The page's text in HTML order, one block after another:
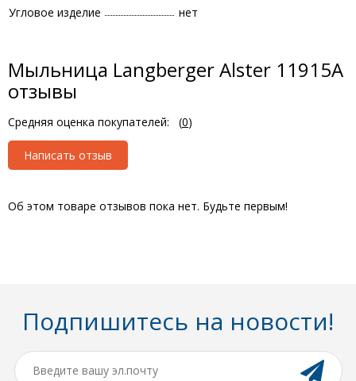
Угловое изделие
нет
Мыльница Langberger Alster 11915A
отзывы
Средняя оценка покупателей: (0)
Написать отзыв
Об этом товаре отзывов пока нет. Будьте первым!
Подпишитесь на новости!